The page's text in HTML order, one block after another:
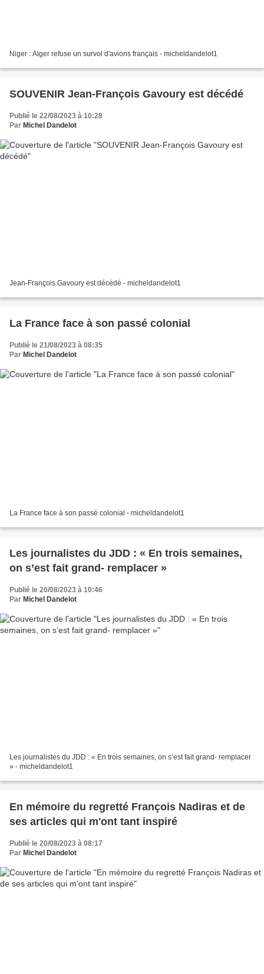
Niger : Alger refuse un survol d'avions français - micheldandelot1
SOUVENIR Jean-François Gavoury est décédé
Publié le 22/08/2023 à 10:28
Par Michel Dandelot
Jean-François Gavoury est décédé - micheldandelot1
La France face à son passé colonial
Publié le 21/08/2023 à 08:35
Par Michel Dandelot
La France face à son passé colonial - micheldandelot1
Les journalistes du JDD : « En trois semaines,
on s’est fait grand- remplacer »
Publié le 20/08/2023 à 10:46
Par Michel Dandelot
Les journalistes du JDD : « En trois semaines, on s’est fait grand- remplacer
» - micheldandelot1
En mémoire du regretté François Nadiras et de
ses articles qui m'ont tant inspiré
Publié le 20/08/2023 à 08:17
Par Michel Dandelot